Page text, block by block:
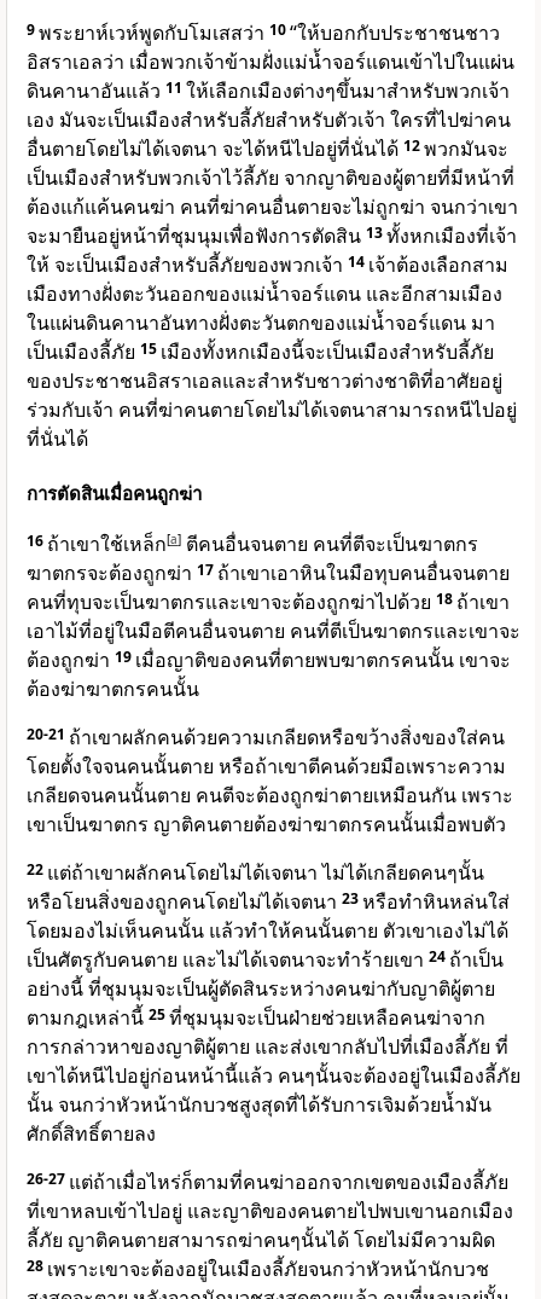
9พระยาห์เวห์พูดกับโมเสสว่า 10“ให้บอกกับประชาชนชาว
อิสราเอลว่า เมื่อพวกเจ้าข้ามฝั่งแม่น้ำจอร์แดนเข้าไปในแผ่น
ดินคานาอันแล้ว 11 ให้เลือกเมืองต่างๆขึ้นมาสำหรับพวกเจ้า
เอง มันจะเป็นเมืองสำหรับลี้ภัยสำหรับตัวเจ้า ใครที่ไปฆ่าคน
อื่นตายโดยไม่ได้เจตนา จะได้หนีไปอยู่ที่นั่นได้ 12พวกมันจะ
เป็นเมืองสำหรับพวกเจ้าไว้ลี้ภัย จากญาติของผู้ตายที่มีหน้าที่
ต้องแก้แค้นคนฆ่า คนที่ฆ่าคนอื่นตายจะไม่ถูกฆ่า จนกว่าเขา
จะมายืนอยู่หน้าที่ชุมนุมเพื่อฟังการตัดสิน 13ทั้งหกเมืองที่เจ้า
ให้ จะเป็นเมืองสำหรับลี้ภัยของพวกเจ้า 14 เจ้าต้องเลือกสาม
เมืองทางฝั่งตะวันออกของแม่น้ำจอร์แดน และอีกสามเมือง
ในแผ่นดินคานาอันทางฝั่งตะวันตกของแม่น้ำจอร์แดน มา
เป็นเมืองลี้ภัย 15 เมืองทั้งหกเมืองนี้จะเป็นเมืองสำหรับลี้ภัย
ของประชาชนอิสราเอลและสำหรับชาวต่างชาติที่อาศัยอยู่
ร่วมกับเจ้า คนที่ฆ่าคนตายโดยไม่ได้เจตนาสามารถหนีไปอยู่
ที่นั่นได้
การตัดสินเมื่อคนถูกฆ่า
16 ถ้าเขาใช้เหล็ก[a] ตีคนอื่นจนตาย คนที่ตีจะเป็นฆาตกร
ฆาตกรจะต้องถูกฆ่า 17 ถ้าเขาเอาหินในมือทุบคนอื่นจนตาย
คนที่ทุบจะเป็นฆาตกรและเขาจะต้องถูกฆ่าไปด้วย 18 ถ้าเขา
เอาไม้ที่อยู่ในมือตีคนอื่นจนตาย คนที่ตีเป็นฆาตกรและเขาจะ
ต้องถูกฆ่า 19 เมื่อญาติของคนที่ตายพบฆาตกรคนนั้น เขาจะ
ต้องฆ่าฆาตกรคนนั้น
20-21 ถ้าเขาผลักคนด้วยความเกลียดหรือขว้างสิ่งของใส่คน
โดยตั้งใจจนคนนั้นตาย หรือถ้าเขาตีคนด้วยมือเพราะความ
เกลียดจนคนนั้นตาย คนตีจะต้องถูกฆ่าตายเหมือนกัน เพราะ
เขาเป็นฆาตกร ญาติคนตายต้องฆ่าฆาตกรคนนั้นเมื่อพบตัว
22 แต่ถ้าเขาผลักคนโดยไม่ได้เจตนา ไม่ได้เกลียดคนๆนั้น
หรือโยนสิ่งของถูกคนโดยไม่ได้เจตนา 23หรือทำหินหล่นใส่
โดยมองไม่เห็นคนนั้น แล้วทำให้คนนั้นตาย ตัวเขาเองไม่ได้
เป็นศัตรูกับคนตาย และไม่ได้เจตนาจะทำร้ายเขา 24 ถ้าเป็น
อย่างนี้ ที่ชุมนุมจะเป็นผู้ตัดสินระหว่างคนฆ่ากับญาติผู้ตาย
ตามกฎเหล่านี้ 25ที่ชุมนุมจะเป็นฝ่ายช่วยเหลือคนฆ่าจาก
การกล่าวหาของญาติผู้ตาย และส่งเขากลับไปที่เมืองลี้ภัย ที่
เขาได้หนีไปอยู่ก่อนหน้านี้แล้ว คนๆนั้นจะต้องอยู่ในเมืองลี้ภัย
นั้น จนกว่าหัวหน้านักบวชสูงสุดที่ได้รับการเจิมด้วยน้ำมัน
ศักดิ์สิทธิ์ตายลง
26-27 แต่ถ้าเมื่อไหร่ก็ตามที่คนฆ่าออกจากเขตของเมืองลี้ภัย
ที่เขาหลบเข้าไปอยู่ และญาติของคนตายไปพบเขานอกเมือง
ลี้ภัย ญาติคนตายสามารถฆ่าคนๆนั้นได้ โดยไม่มีความผิด
28 เพราะเขาจะต้องอยู่ในเมืองลี้ภัยจนกว่าหัวหน้านักบวช